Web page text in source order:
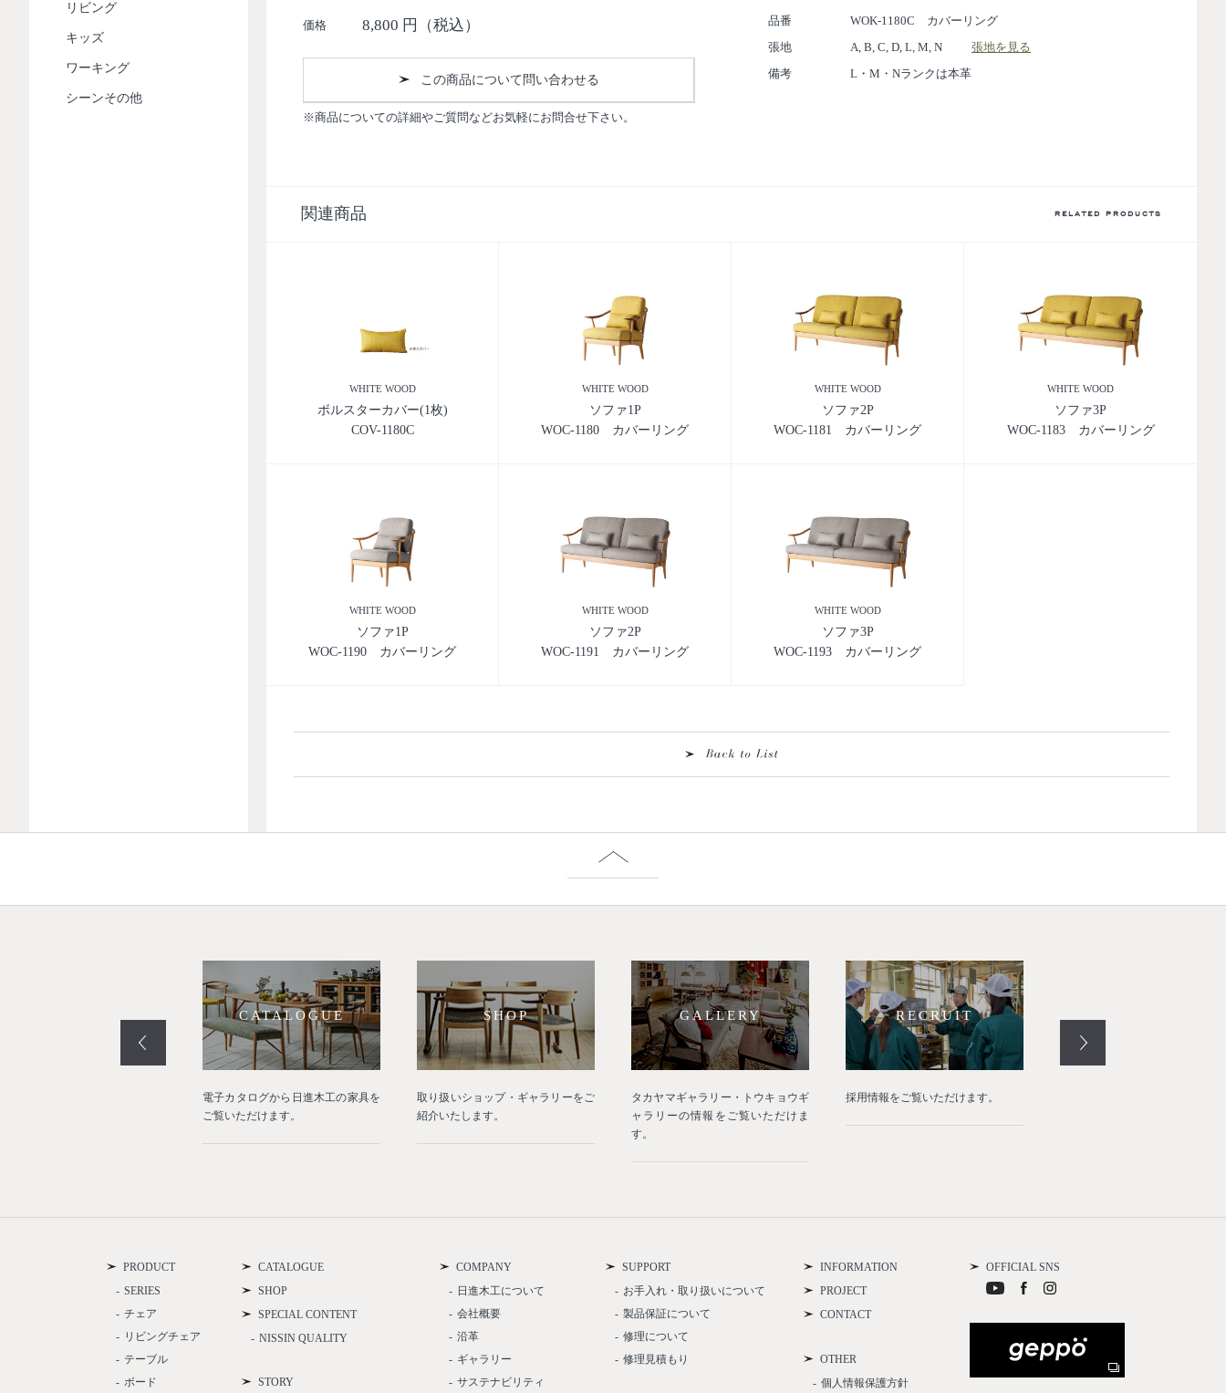
価格 8,800 円（税込）
この商品について問い合わせる
※商品についての詳細やご質問などお気軽にお問合せ下さい。
品番
WOK-1180C カバーリング
張地
A, B, C, D, L, M, N
張地を見る
備考
L・M・Nランクは本革
関連商品 RELATED PRODUCTS
WHITE WOOD
ボルスターカバー(1枚)
COV-1180C
WHITE WOOD
ソファ1P
WOC-1180 カバーリング
WHITE WOOD
ソファ2P
WOC-1181 カバーリング
WHITE WOOD
ソファ3P
WOC-1183 カバーリング
WHITE WOOD
ソファ1P
WOC-1190 カバーリング
WHITE WOOD
ソファ2P
WOC-1191 カバーリング
WHITE WOOD
ソファ3P
WOC-1193 カバーリング
リビング
キッズ
ワーキング
シーンその他
CATALOGUE
電子カタログから日進木工の家具を
ご覧いただけます。
SHOP
取り扱いショップ・ギャラリーをご
紹介いたします。
GALLERY
タカヤマギャラリー・トウキョウギ
ャラリーの情報をご覧いただけま
す。
RECRUIT
採用情報をご覧いただけます。
PRODUCT
SERIES
チェア
リビングチェア
テーブル
ボード
CATALOGUE
SHOP
SPECIAL CONTENT
NISSIN QUALITY
STORY
COMPANY
日進木工について
会社概要
沿革
ギャラリー
サステナビリティ
SUPPORT
お手入れ・取り扱いについて
製品保証について
修理について
修理見積もり
INFORMATION
PROJECT
CONTACT
OTHER
個人情報保護方針
OFFICIAL SNS